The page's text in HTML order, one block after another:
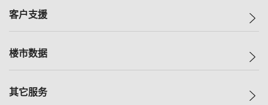
人才招募
一手新房
减价
美联豪宅
客户支援
自助放盘
查询热线
楼市数据
指数
其它服务